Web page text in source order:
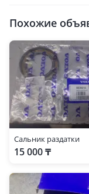
Похожие
Сальник раздатки
15 000 ₸